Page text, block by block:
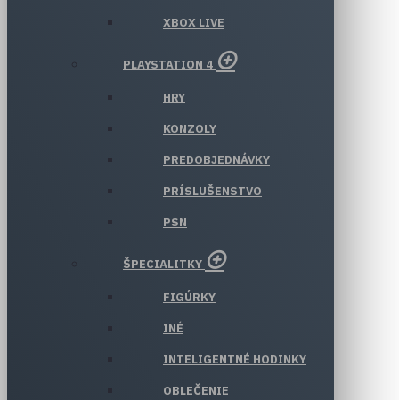
XBOX LIVE
PLAYSTATION 4
HRY
KONZOLY
PREDOBJEDNÁVKY
PRÍSLUŠENSTVO
PSN
ŠPECIALITKY
FIGÚRKY
INÉ
INTELIGENTNÉ HODINKY
OBLEČENIE